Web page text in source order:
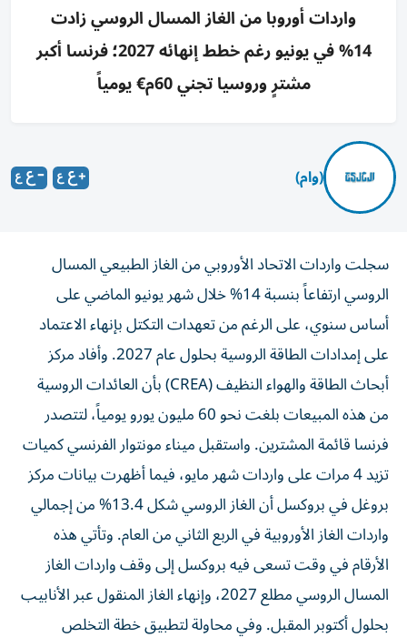
واردات أوروبا من الغاز المسال الروسي زادت
14% في يونيو رغم خطط إنهائه 2027؛ فرنسا أكبر
مشترٍ وروسيا تجني 60م€ يومياً
(وام)
سجلت واردات الاتحاد الأوروبي من الغاز الطبيعي المسال
الروسي ارتفاعاً بنسبة 14% خلال شهر يونيو الماضي على
أساس سنوي، على الرغم من تعهدات التكتل بإنهاء الاعتماد
على إمدادات الطاقة الروسية بحلول عام 2027. وأفاد مركز
أبحاث الطاقة والهواء النظيف (CREA) بأن العائدات الروسية
من هذه المبيعات بلغت نحو 60 مليون يورو يومياً، لتتصدر
فرنسا قائمة المشترين. واستقبل ميناء مونتوار الفرنسي كميات
تزيد 4 مرات على واردات شهر مايو، فيما أظهرت بيانات مركز
بروغل في بروكسل أن الغاز الروسي شكل 13.4% من إجمالي
واردات الغاز الأوروبية في الربع الثاني من العام. وتأتي هذه
الأرقام في وقت تسعى فيه بروكسل إلى وقف واردات الغاز
المسال الروسي مطلع 2027، وإنهاء الغاز المنقول عبر الأنابيب
بحلول أكتوبر المقبل. وفي محاولة لتطبيق خطة التخلص